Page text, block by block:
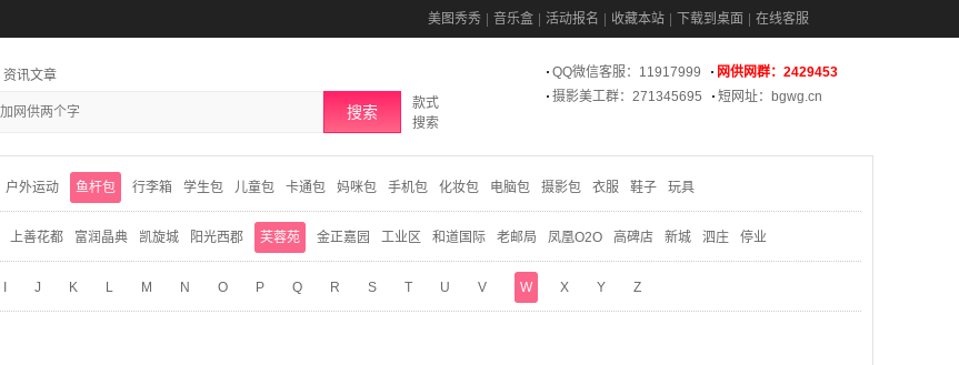
美图秀秀 音乐盒 活动报名 收藏本站 下载到桌面 在线客服
资讯文章
搜索
款式
搜索
QQ微信客服：11917999
网供网群：2429453
摄影美工群：271345695
短网址：bgwg.cn
户外运动 鱼杆包 行李箱 学生包 儿童包 卡通包 妈咪包 手机包 化妆包 电脑包 摄影包 衣服 鞋子 玩具
上善花都 富润晶典 凯旋城 阳光西郡 芙蓉苑 金正嘉园 工业区 和道国际 老邮局 凤凰O2O 高碑店 新城 泗庄 停业
J K L M N O P Q R S T U V W X Y Z